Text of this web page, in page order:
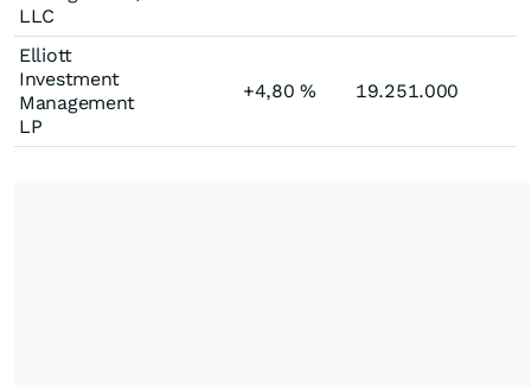
LLC
Elliott
Investment
Management
LP
+4,80% 19.251.000